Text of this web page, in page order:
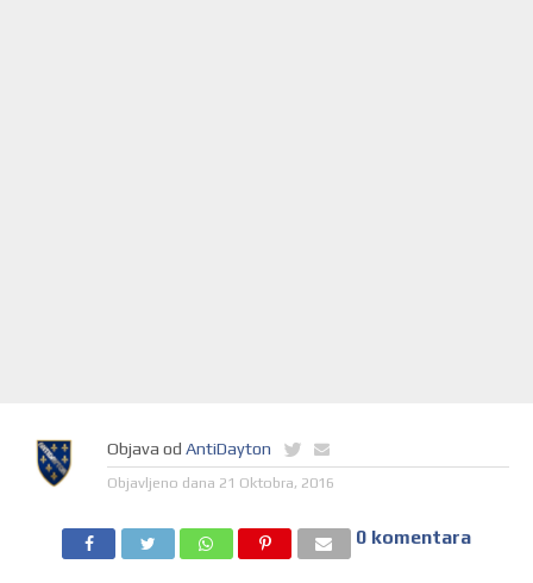
Objava od AntiDayton
Objavljeno dana 21 Oktobra, 2016
0 komentara